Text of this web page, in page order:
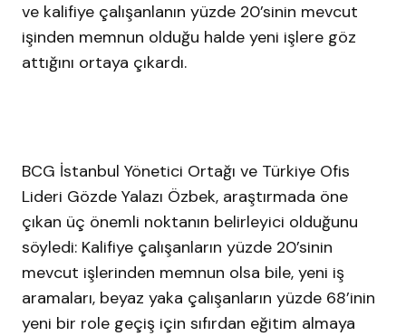
ve kalifiye çalışanlanın yüzde 20’sinin mevcut
işinden memnun olduğu halde yeni işlere göz
attığını ortaya çıkardı.
BCG İstanbul Yönetici Ortağı ve Türkiye Ofis
Lideri Gözde Yalazı Özbek, araştırmada öne
çıkan üç önemli noktanın belirleyici olduğunu
söyledi: Kalifiye çalışanların yüzde 20’sinin
mevcut işlerinden memnun olsa bile, yeni iş
aramaları, beyaz yaka çalışanların yüzde 68’inin
yeni bir role geçiş için sıfırdan eğitim almaya